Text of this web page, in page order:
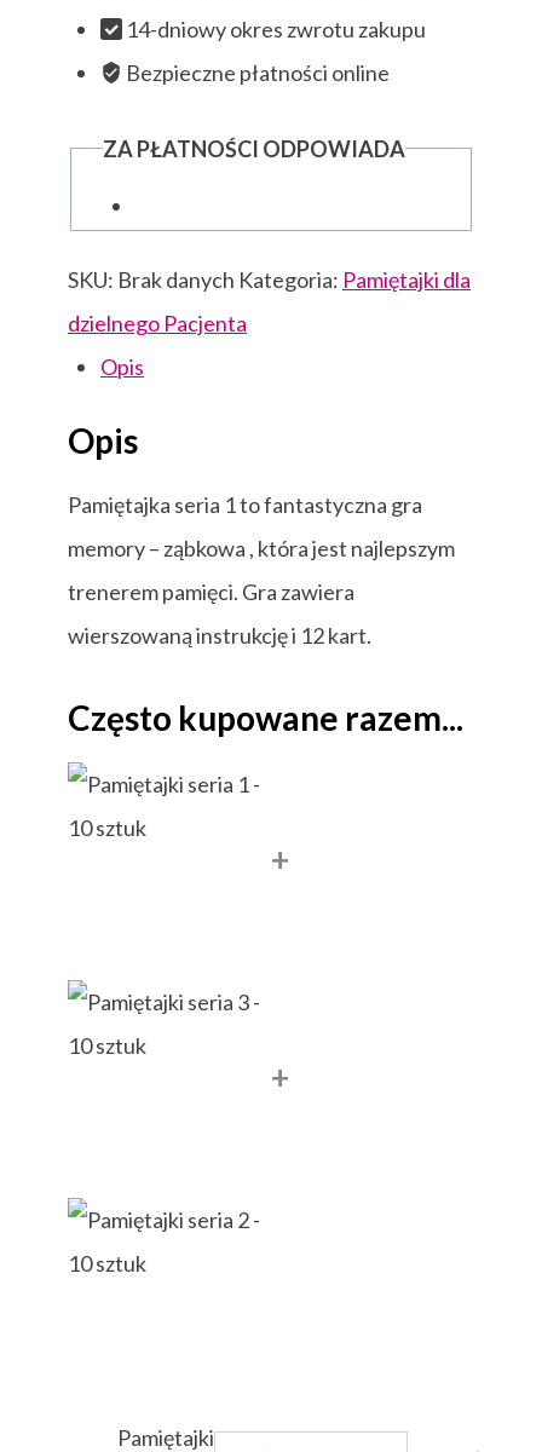
14-dniowy okres zwrotu zakupu
Bezpieczne płatności online
ZA PŁATNOŚCI ODPOWIADA
SKU: Brak danych Kategoria: Pamiętajki dla
dzielnego Pacjenta
Opis
Opis
Pamiętajka seria 1 to fantastyczna gra
memory – ząbkowa , która jest najlepszym
trenerem pamięci. Gra zawiera
wierszowaną instrukcję i 12 kart.
Często kupowane razem...
+
+
Pamiętajki